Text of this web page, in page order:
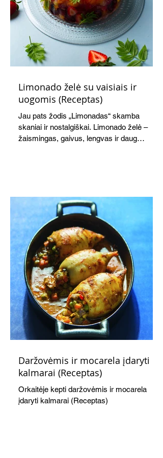
Limonado želė su vaisiais ir
uogomis (Receptas)
Jau pats žodis „Limonadas“ skamba
skaniai ir nostalgiškai. Limonado želė –
žaismingas, gaivus, lengvas ir daug
Daržovėmis ir mocarela įdaryti
kalmarai (Receptas)
Orkaitėje kepti daržovėmis ir mocarela
įdaryti kalmarai (Receptas)